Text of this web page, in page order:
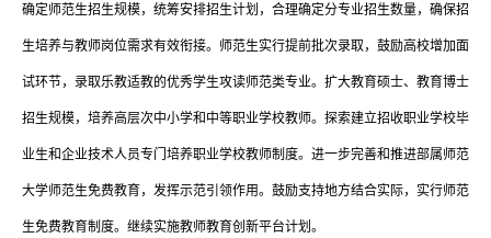
确定师范生招生规模，统筹安排招生计划，合理确定分专业招生数量，确保招
生培养与教师岗位需求有效衔接。师范生实行提前批次录取，鼓励高校增加面
试环节，录取乐教适教的优秀学生攻读师范类专业。扩大教育硕士、教育博士
招生规模，培养高层次中小学和中等职业学校教师。探索建立招收职业学校毕
业生和企业技术人员专门培养职业学校教师制度。进一步完善和推进部属师范
大学师范生免费教育，发挥示范引领作用。鼓励支持地方结合实际，实行师范
生免费教育制度。继续实施教师教育创新平台计划。